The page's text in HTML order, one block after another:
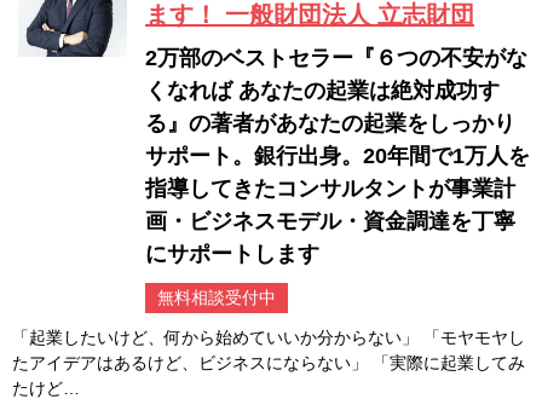
ます！ 一般財団法人 立志財団
2万部のベストセラー『６つの不安がな
くなれば あなたの起業は絶対成功す
る』の著者があなたの起業をしっかり
サポート。銀行出身。20年間で1万人を
指導してきたコンサルタントが事業計
画・ビジネスモデル・資金調達を丁寧
にサポートします
無料相談受付中
「起業したいけど、何から始めていいか分からない」 「モヤモヤし
たアイデアはあるけど、ビジネスにならない」 「実際に起業してみ
たけど…